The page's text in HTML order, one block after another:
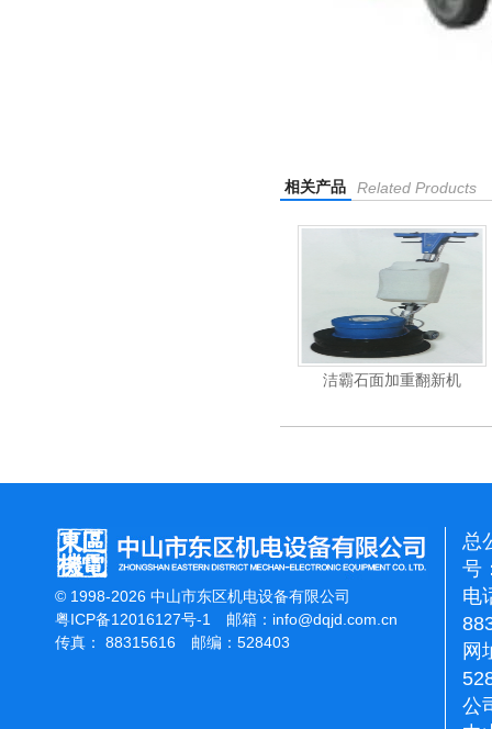
相关产品 Related Products
洁霸石面加重翻新机
© 1998-2026 中山市东区机电设备有限公司
粤ICP备12016127号-1 邮箱： info@dqjd.com.cn
传真： 88315616 邮编：528403
总
号
电
网
公